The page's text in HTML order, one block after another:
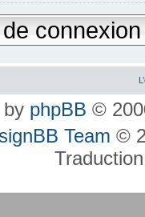
connexion
by phpBB ©
Team ©